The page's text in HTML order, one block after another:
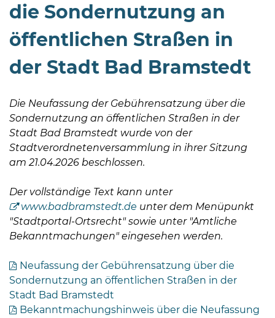
04192-
zentrale@badbramstedt.de
Mo,
Fr
08
Uhr
08
die Sondernutzung an
öffentlichen Straßen in
der Stadt Bad Bramstedt
Die Neufassung der Gebührensatzung über die
Sondernutzung an öffentlichen Straßen in der
Stadt Bad Bramstedt wurde von der
Stadtverordnetenversammlung in ihrer Sitzung
am 21.04.2026 beschlossen.
Der vollständige Text kann unter
www.badbramstedt.de unter dem Menüpunkt
"Stadtportal-Ortsrecht" sowie unter "Amtliche
Bekanntmachungen" eingesehen werden.
Neufassung der Gebührensatzung über die
Sondernutzung an öffentlichen Straßen in der
Stadt Bad Bramstedt
Bekanntmachungshinweis über die Neufassung